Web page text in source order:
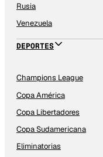
Rusia
Venezuela
DEPORTES
Champions League
Copa América
Copa Libertadores
Copa Sudamericana
Eliminatorias